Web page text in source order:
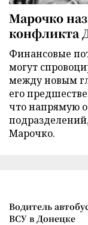
Марочко
конфликта
Финансовые
могут
между новым
его
что напрямую
Марочко.
Водитель
ВСУ в Донецке